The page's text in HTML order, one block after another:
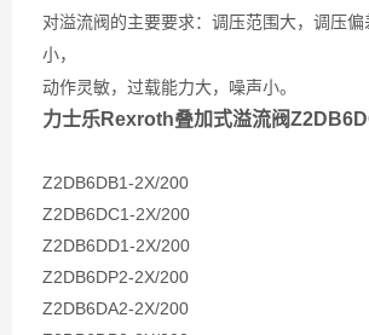
对溢流阀的主要要求：调压范围大，调压
小，
动作灵敏，过载能力大，噪声小。
力士乐Rexroth叠加式溢流阀
Z2DB6DB1-2X/200
Z2DB6DC1-2X/200
Z2DB6DD1-2X/200
Z2DB6DP2-2X/200
Z2DB6DA2-2X/200